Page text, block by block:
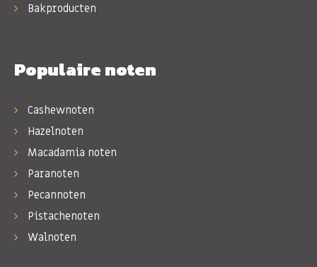
Bakproducten
Populaire noten
Cashewnoten
Hazelnoten
Macadamia noten
Paranoten
Pecannoten
Pistachenoten
Walnoten